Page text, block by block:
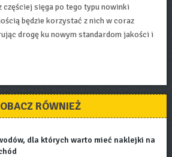
sięga po tego typu nowinki
będzie korzystać z nich w coraz
drogę ku nowym standardom jakości i
RÓWNIEŻ
dla których warto mieć naklejki na